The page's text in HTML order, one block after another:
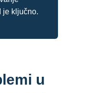
je ključno.
u